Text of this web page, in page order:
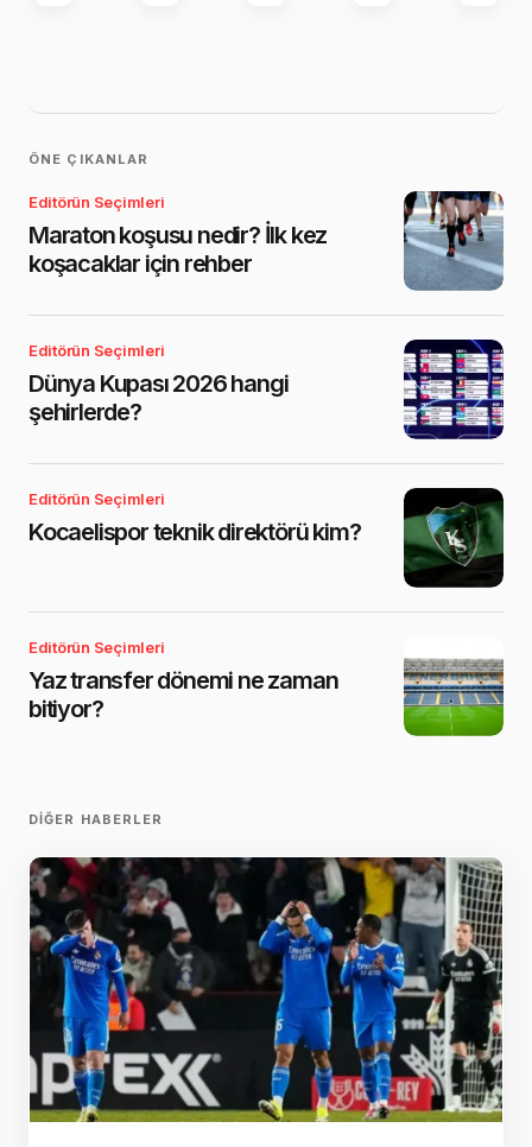
ÖNE ÇIKANLAR
Editörün Seçimleri
Maraton koşusu nedir? İlk kez
koşacaklar için rehber
Editörün Seçimleri
Dünya Kupası 2026 hangi
şehirlerde?
Editörün Seçimleri
Kocaelispor teknik direktörü kim?
Editörün Seçimleri
Yaz transfer dönemi ne zaman
bitiyor?
DIĞER HABERLER